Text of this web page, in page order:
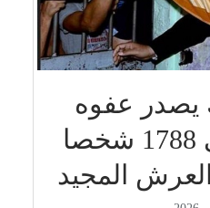
يصدر عفوه
السامي على 1788 شخصا
المجيد